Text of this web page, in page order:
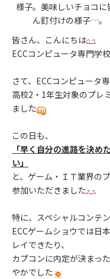
様子。美味しいチョコに
ん釘付けの様子…。
皆さん、こんにちは
ECCコンピュータ専門学
さて、ECCコンピュータ
高校2・1年生対象のプレ
ました
この日も、
「早く自分の進路を決め
い」
と、ゲーム・ＩＴ業界の
参加いただきました
特に、スペシャルコンテ
ECCゲームショウでは日
レイできたり、
カプコンに内定が決まっ
やかでした